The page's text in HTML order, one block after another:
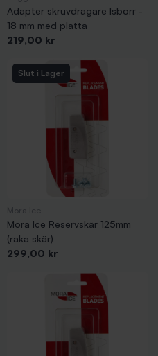
Adapter skruvdragare Isborr -
18 mm med platta
Pris
219,00 kr
Slut i Lager
Mora Ice Reservskär 125mm
(raka skär)
Pris
299,00 kr